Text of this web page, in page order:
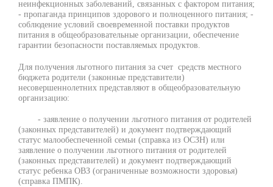
неинфекционных заболеваний, связанных с фактором питания;
- пропаганда принципов здорового и полноценного питания; -
соблюдение условий своевременной поставки продуктов
питания в общеобразовательные организации, обеспечение
гарантии безопасности поставляемых продуктов.
Для получения льготного питания за счет средств местного
бюджета родители (законные представители)
несовершеннолетних представляют в общеобразовательную
организацию:
- заявление о получении льготного питания от родителей
(законных представителей) и документ подтверждающий
статус малообеспеченной семьи (справка из ОСЗН) или
заявление о получении льготного питания от родителей
(законных представителей) и документ подтверждающий
статус ребенка ОВЗ (ограниченные возможности здоровья)
(справка ПМПК).